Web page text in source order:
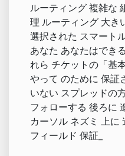
ルーティング 複雑な
理 ルーティング 大き
選択された スマート
あなた あなたはでき
れら チケットの「基
やって のために 保証
いない スプレッドの
フォローする 後ろに
カーソル ネズミ 上に
フィールド 保証_